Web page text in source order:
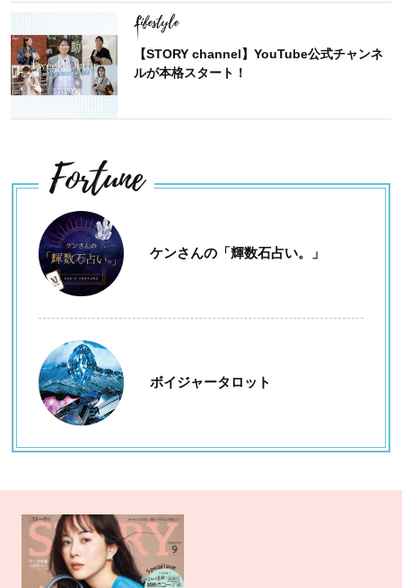
Lifestyle
【STORY channel】YouTube公式チャンネ
ルが本格スタート！
Fortune
ケンさんの「輝数石占い。」
ボイジャータロット